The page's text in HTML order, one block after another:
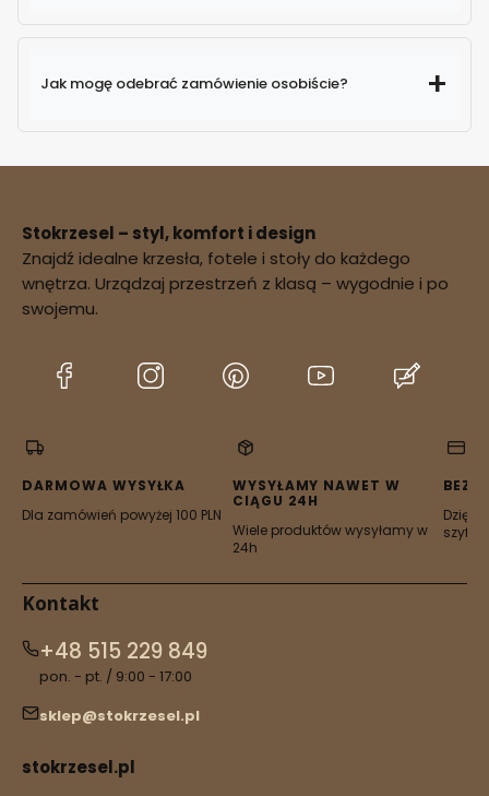
Jak mogę odebrać zamówienie osobiście?
potwierdzenie
dostępności zamówienia
Stokrzesel – styl, komfort i design
Znajdź idealne krzesła, fotele i stoły do każdego
wnętrza. Urządzaj przestrzeń z klasą – wygodnie i po
swojemu.
(Otwiera (Otwiera (Otwiera
nowej
(Otwiera
nowej
DARMOWA WYSYŁKA
Dla zamówień powyżej 100 PLN
WYSYŁAMY NAWET W
CIĄGU 24H
Wiele produktów wysyłamy w
24h
Dzięki
Kontakt
+48 515 229 849
pon. - pt. / 9:00 - 17:00
sklep@stokrzesel.pl
stokrzesel.pl